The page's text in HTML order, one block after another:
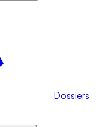
Dossiers